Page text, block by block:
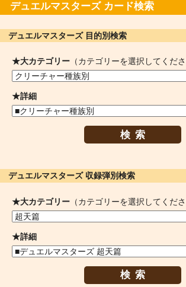
デュエルマスターズ カード検索
デュエルマスターズ 目的別検索
★大カテゴリー （カテゴリーを選択してくださ
★詳細
検索
デュエルマスターズ 収録弾別検索
★大カテゴリー （カテゴリーを選択してくださ
★詳細
検索